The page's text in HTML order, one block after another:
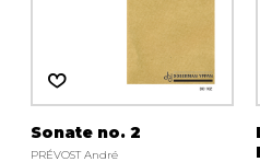
Sonate no. 2
PRÉVOST André